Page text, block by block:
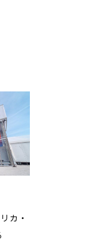
カ・